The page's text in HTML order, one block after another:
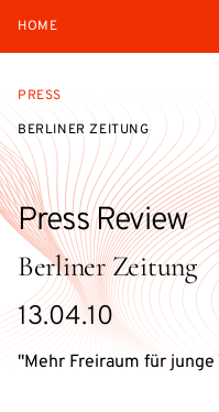
HOME
PRESS
BERLINER ZEITUNG
Berliner Zeitung
Press Review
13.04.10
"Mehr Freiraum für junge